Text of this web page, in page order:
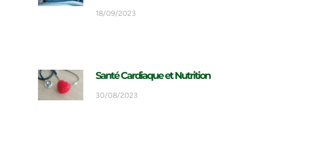
18/09/2023
Santé Cardiaque et Nutrition
30/08/2023